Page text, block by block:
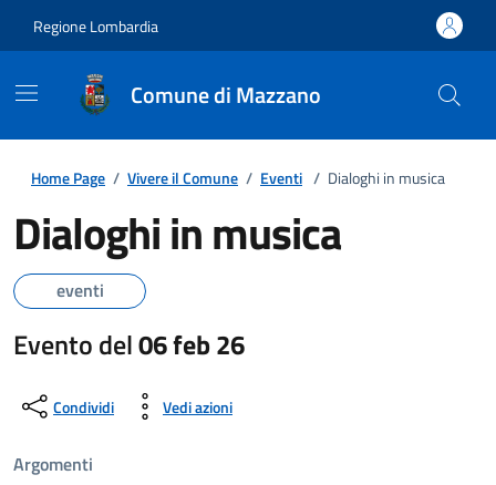
Regione Lombardia
Comune di Mazzano
Home Page / Vivere il Comune / Eventi / Dialoghi in musica
Dialoghi in musica
eventi
Evento del06 feb 26
Condividi Vedi azioni
Argomenti